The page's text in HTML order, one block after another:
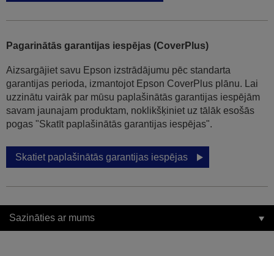
Pagarinātās garantijas iespējas (CoverPlus)
Aizsargājiet savu Epson izstrādājumu pēc standarta
garantijas perioda, izmantojot Epson CoverPlus plānu. Lai
uzzinātu vairāk par mūsu paplašinātās garantijas iespējām
savam jaunajam produktam, noklikšķiniet uz tālāk esošās
pogas "Skatīt paplašinātās garantijas iespējas".
Skatiet paplašinātās garantijas iespējas
Sazināties ar mums